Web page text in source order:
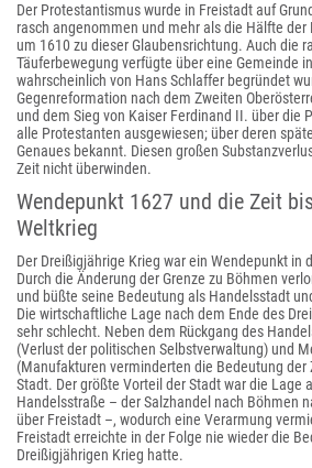
Der Protestantismus wurde in Freistadt auf
rasch angenommen und mehr als die Hälfte der
um 1610 zu dieser Glaubensrichtung. Auch die
Täuferbewegung verfügte über eine Gemeinde
wahrscheinlich von Hans Schlaffer begründet
Gegenreformation nach dem Zweiten
und dem Sieg von Kaiser Ferdinand II. über die
alle Protestanten ausgewiesen; über deren
Genaues bekannt. Diesen großen
Zeit nicht überwinden.
Wendepunkt 1627 und die Zeit
Weltkrieg
Der Dreißigjährige Krieg war ein Wendepunkt in
Durch die Änderung der Grenze zu Böhmen
und büßte seine Bedeutung als Handelsstadt
Die wirtschaftliche Lage nach dem Ende des
sehr schlecht. Neben dem Rückgang des
(Verlust der politischen Selbstverwaltung) und
(Manufakturen verminderten die Bedeutung
Stadt. Der größte Vorteil der Stadt war die Lage
Handelsstraße – der Salzhandel nach Böhmen
über Freistadt –, wodurch eine Verarmung
Freistadt erreichte in der Folge nie wieder die
Dreißigjährigen Krieg hatte.